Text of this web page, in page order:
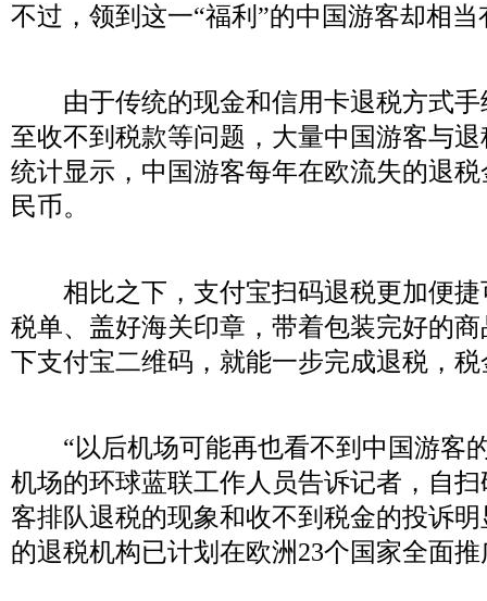
不过，领到这一“福利”的中国游客却相当
由于传统的现金和信用卡退税方式手
至收不到税款等问题，大量中国游客与
统计显示，中国游客每年在欧流失的退
民币。
相比之下，支付宝扫码退税更加便捷
税单、盖好海关印章，带着包装完好的
下支付宝二维码，就能一步完成退税，
“以后机场可能再也看不到中国游客
机场的环球蓝联工作人员告诉记者，自
客排队退税的现象和收不到税金的投诉
的退税机构已计划在欧洲23个国家全面